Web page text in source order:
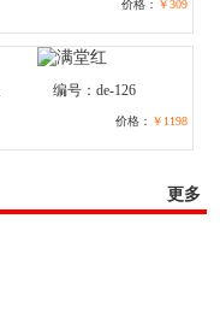
价格： ￥309
编号：de-126
价格： ￥1198
更多